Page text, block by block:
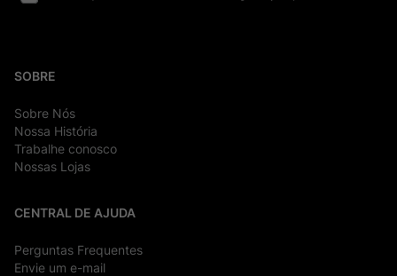
SOBRE
Sobre Nós
Nossa História
Trabalhe conosco
Nossas Lojas
CENTRAL DE AJUDA
Perguntas Frequentes
Envie um e-mail